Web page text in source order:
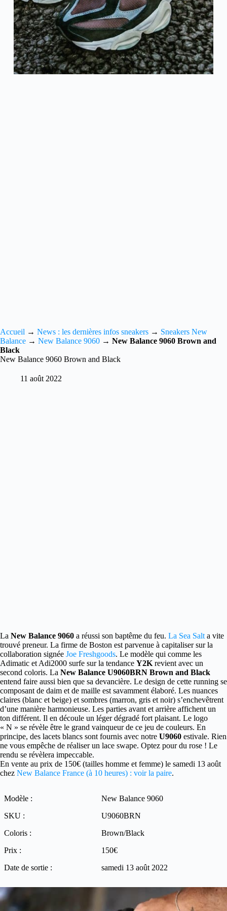
Accueil → News : les dernières infos sneakers → Sneakers New
Balance → New Balance 9060 → New Balance 9060 Brown and
Black
New Balance 9060 Brown and Black
11 août 2022
La New Balance 9060 a réussi son baptême du feu. La Sea Salt a vite
trouvé preneur. La firme de Boston est parvenue à capitaliser sur la
collaboration signée Joe Freshgoods. Le modèle qui comme les
Adimatic et Adi2000 surfe sur la tendance Y2K revient avec un
second coloris. La New Balance U9060BRN Brown and Black
entend faire aussi bien que sa devancière. Le design de cette running se
composant de daim et de maille est savamment élaboré. Les nuances
claires (blanc et beige) et sombres (marron, gris et noir) s’enchevêtrent
d’une manière harmonieuse. Les parties avant et arrière affichent un
ton différent. Il en découle un léger dégradé fort plaisant. Le logo
« N » se révèle être le grand vainqueur de ce jeu de couleurs. En
principe, des lacets blancs sont fournis avec notre U9060 estivale. Rien
ne vous empêche de réaliser un lace swape. Optez pour du rose ! Le
rendu se révèlera impeccable.
En vente au prix de 150€ (tailles homme et femme) le samedi 13 août
chez New Balance France (à 10 heures) : voir la paire.
Modèle :
New Balance 9060
SKU :
U9060BRN
Coloris :
Brown/Black
Prix :
150€
Date de sortie :
samedi 13 août 2022